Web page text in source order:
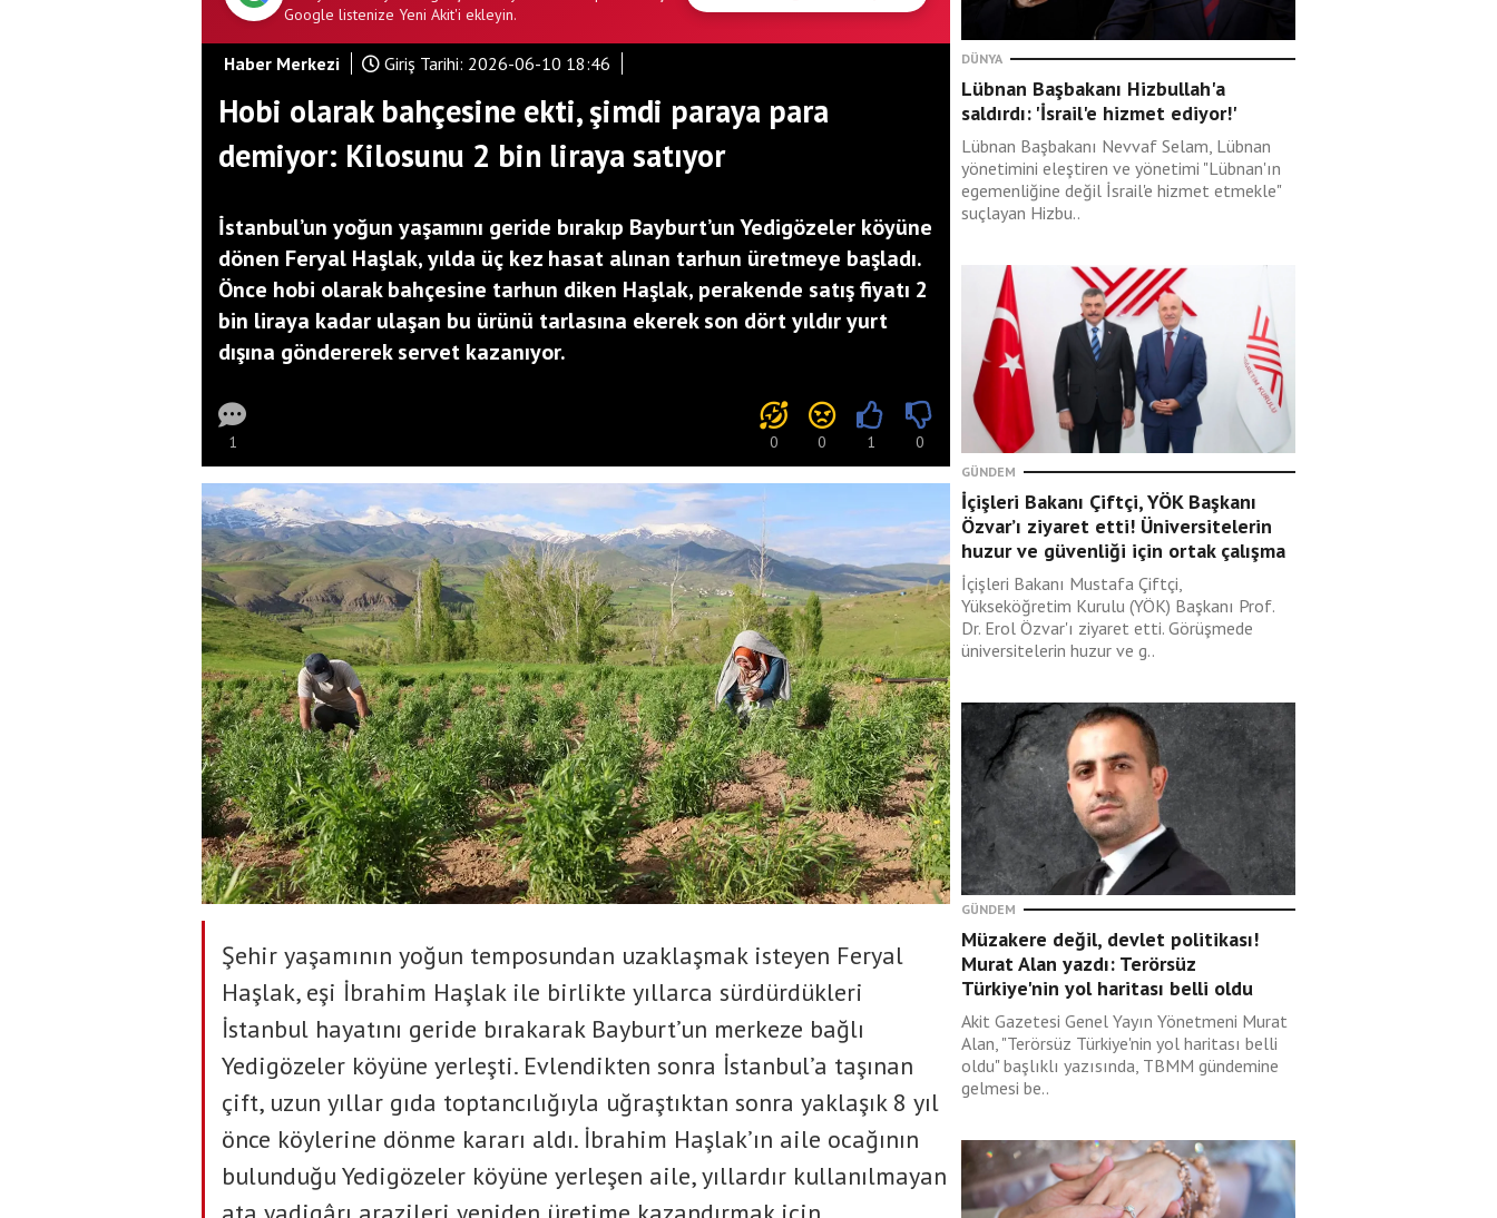
Google listenize Yeni Akit'i ekleyin.
Haber Merkezi Giriş Tarihi: 2026-06-10 18:46
Hobi olarak bahçesine ekti, şimdi paraya para
demiyor: Kilosunu 2 bin liraya satıyor
İstanbul’un yoğun yaşamını geride bırakıp Bayburt’un Yedigözeler köyüne
dönen Feryal Haşlak, yılda üç kez hasat alınan tarhun üretmeye başladı.
Önce hobi olarak bahçesine tarhun diken Haşlak, perakende satış fiyatı 2
bin liraya kadar ulaşan bu ürünü tarlasına ekerek son dört yıldır yurt
dışına göndererek servet kazanıyor.
1 0 0 1 0
Şehir yaşamının yoğun temposundan uzaklaşmak isteyen Feryal
Haşlak, eşi İbrahim Haşlak ile birlikte yıllarca sürdürdükleri
İstanbul hayatını geride bırakarak Bayburt’un merkeze bağlı
Yedigözeler köyüne yerleşti. Evlendikten sonra İstanbul’a taşınan
çift, uzun yıllar gıda toptancılığıyla uğraştıktan sonra yaklaşık 8 yıl
önce köylerine dönme kararı aldı. İbrahim Haşlak’ın aile ocağının
bulunduğu Yedigözeler köyüne yerleşen aile, yıllardır kullanılmayan
DÜNYA
Lübnan Başbakanı Hizbullah'a
saldırdı: 'İsrail'e hizmet ediyor!'
Lübnan Başbakanı Nevvaf Selam, Lübnan
yönetimini eleştiren ve yönetimi "Lübnan'ın
egemenliğine değil İsrail'e hizmet etmekle"
suçlayan Hizbu..
GÜNDEM
İçişleri Bakanı Çiftçi, YÖK Başkanı
Özvar’ı ziyaret etti! Üniversitelerin
huzur ve güvenliği için ortak çalışma
İçişleri Bakanı Mustafa Çiftçi,
Yükseköğretim Kurulu (YÖK) Başkanı Prof.
Dr. Erol Özvar'ı ziyaret etti. Görüşmede
üniversitelerin huzur ve g..
GÜNDEM
Müzakere değil, devlet politikası!
Murat Alan yazdı: Terörsüz
Türkiye'nin yol haritası belli oldu
Akit Gazetesi Genel Yayın Yönetmeni Murat
Alan, "Terörsüz Türkiye'nin yol haritası belli
oldu" başlıklı yazısında, TBMM gündemine
gelmesi be..